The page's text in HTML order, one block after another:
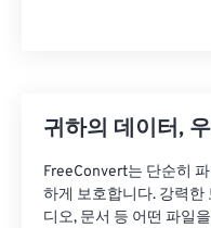
귀하의 데이터,
FreeConvert는 단순히
하게 보호합니다. 강력한
디오, 문서 등 어떤 파일